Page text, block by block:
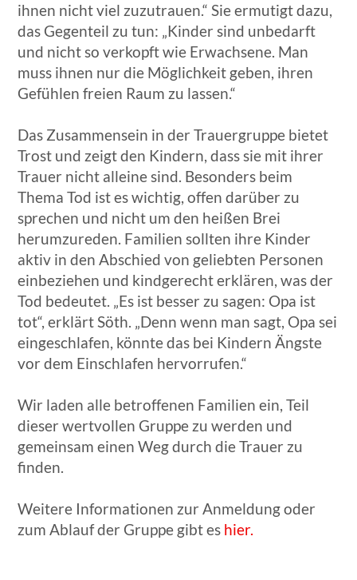
ihnen nicht viel zuzutrauen.“ Sie ermutigt dazu,
das Gegenteil zu tun: „Kinder sind unbedarft
und nicht so verkopft wie Erwachsene. Man
muss ihnen nur die Möglichkeit geben, ihren
Gefühlen freien Raum zu lassen.“
Das Zusammensein in der Trauergruppe bietet
Trost und zeigt den Kindern, dass sie mit ihrer
Trauer nicht alleine sind. Besonders beim
Thema Tod ist es wichtig, offen darüber zu
sprechen und nicht um den heißen Brei
herumzureden. Familien sollten ihre Kinder
aktiv in den Abschied von geliebten Personen
einbeziehen und kindgerecht erklären, was der
Tod bedeutet. „Es ist besser zu sagen: Opa ist
tot“, erklärt Söth. „Denn wenn man sagt, Opa sei
eingeschlafen, könnte das bei Kindern Ängste
vor dem Einschlafen hervorrufen.“
Wir laden alle betroffenen Familien ein, Teil
dieser wertvollen Gruppe zu werden und
gemeinsam einen Weg durch die Trauer zu
finden.
Weitere Informationen zur Anmeldung oder
zum Ablauf der Gruppe gibt es hier.